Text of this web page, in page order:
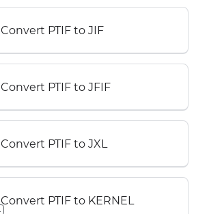
Convert PTIF to JIF
Convert PTIF to JFIF
Convert PTIF to JXL
Convert PTIF to KERNEL